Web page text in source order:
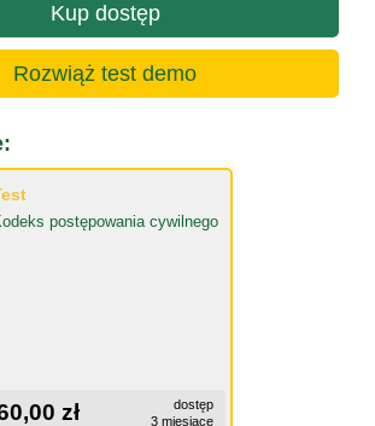
Kup dostęp
Rozwiąż test demo
postępowania cywilnego
zł
dostęp
3 miesiące